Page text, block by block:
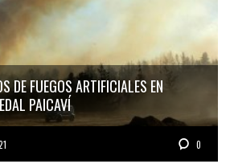
DE FUEGOS ARTIFICIALES EN
PAICAVÍ
0